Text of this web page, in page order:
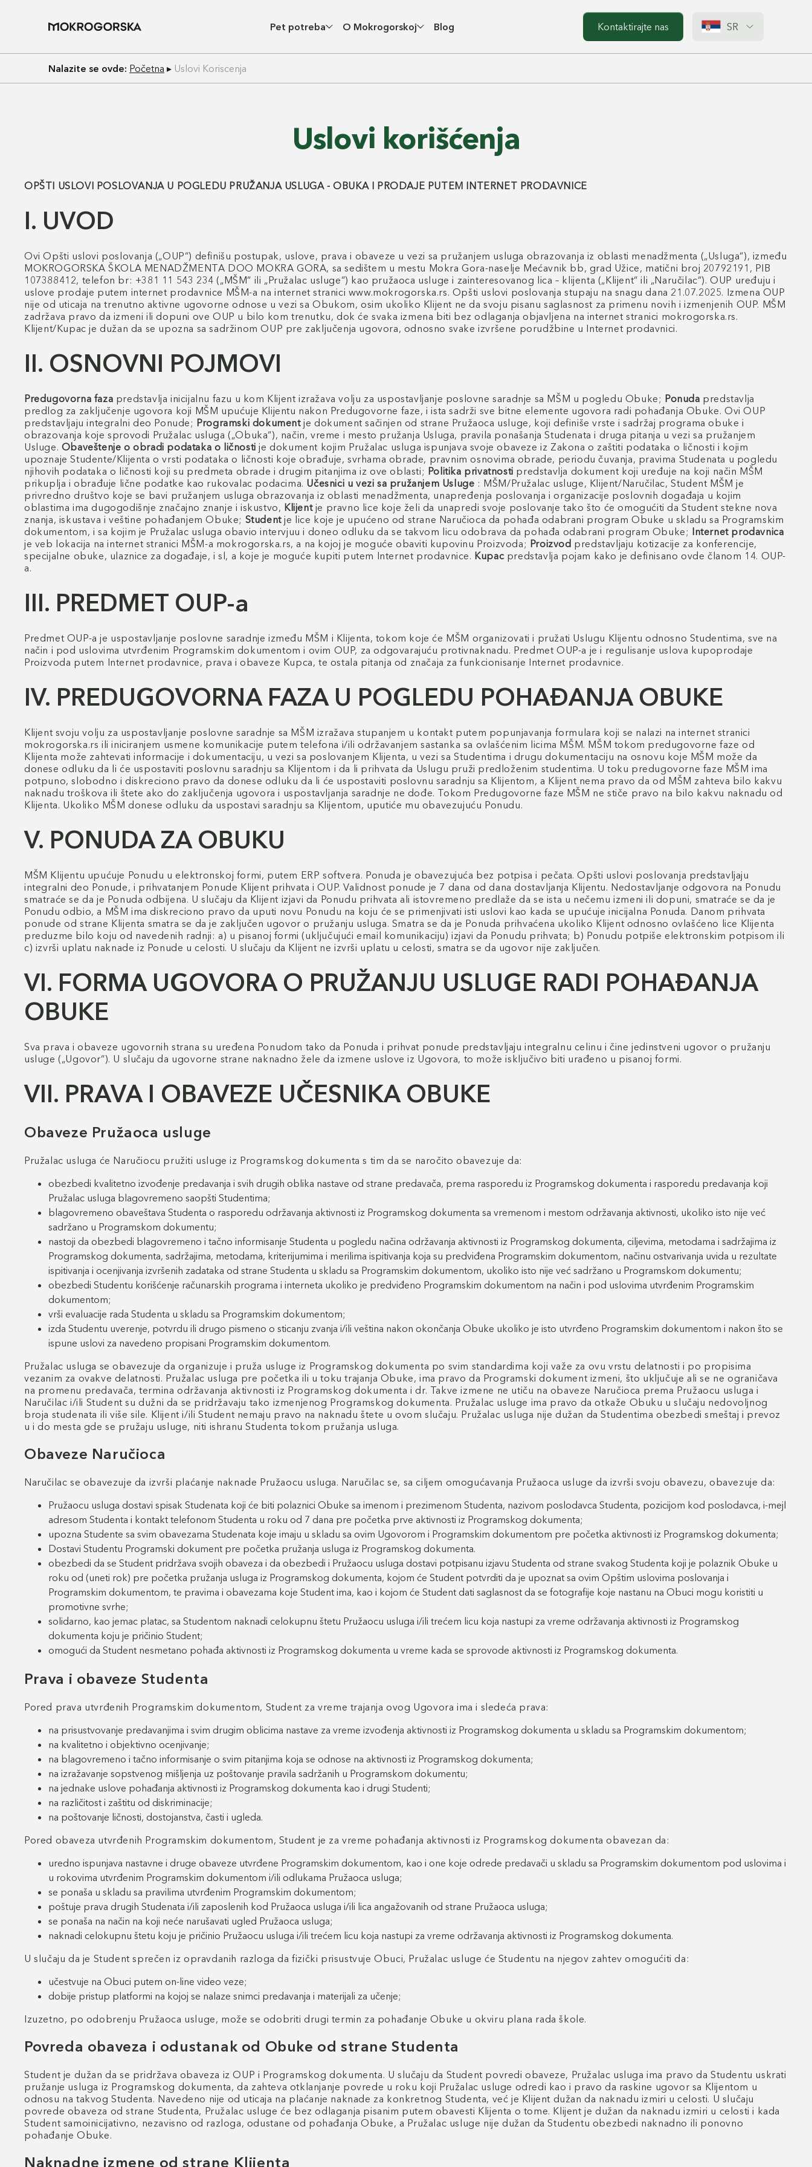
Pet potreba O Mokrogorskoj Blog Kontaktirajte nas SR
Nalazite se ovde: Početna ▸ Uslovi Koriscenja
Uslovi korišćenja
OPŠTI USLOVI POSLOVANJA U POGLEDU PRUŽANJA USLUGA - OBUKA I PRODAJE PUTEM INTERNET PRODAVNICE
I. UVOD
Ovi Opšti uslovi poslovanja („OUP“) definišu postupak, uslove, prava i obaveze u vezi sa pružanjem usluga obrazovanja iz oblasti menadžmenta („Usluga“), između
MOKROGORSKA ŠKOLA MENADŽMENTA DOO MOKRA GORA, sa sedištem u mestu Mokra Gora-naselje Mećavnik bb, grad Užice, matični broj 20792191, PIB
107388412, telefon br: +381 11 543 234 („MŠM“ ili „Pružalac usluge“) kao pružaoca usluge i zainteresovanog lica – klijenta („Klijent“ ili „Naručilac“). OUP uređuju i
uslove prodaje putem internet prodavnice MŠM-a na internet stranici www.mokrogorska.rs. Opšti uslovi poslovanja stupaju na snagu dana 21.07.2025. Izmena OUP
nije od uticaja na trenutno aktivne ugovorne odnose u vezi sa Obukom, osim ukoliko Klijent ne da svoju pisanu saglasnost za primenu novih i izmenjenih OUP. MŠM
zadržava pravo da izmeni ili dopuni ove OUP u bilo kom trenutku, dok će svaka izmena biti bez odlaganja objavljena na internet stranici mokrogorska.rs.
Klijent/Kupac je dužan da se upozna sa sadržinom OUP pre zaključenja ugovora, odnosno svake izvršene porudžbine u Internet prodavnici.
II. OSNOVNI POJMOVI
Predugovorna faza predstavlja inicijalnu fazu u kom Klijent izražava volju za uspostavljanje poslovne saradnje sa MŠM u pogledu Obuke; Ponuda predstavlja
predlog za zaključenje ugovora koji MŠM upućuje Klijentu nakon Predugovorne faze, i ista sadrži sve bitne elemente ugovora radi pohađanja Obuke. Ovi OUP
predstavljaju integralni deo Ponude; Programski dokumentje dokument sačinjen od strane Pružaoca usluge, koji definiše vrste i sadržaj programa obuke i
obrazovanja koje sprovodi Pružalac usluga („Obuka“), način, vreme i mesto pružanja Usluga, pravila ponašanja Studenata i druga pitanja u vezi sa pružanjem
Usluge. Obaveštenje o obradi podataka o ličnosti je dokument kojim Pružalac usluga ispunjava svoje obaveze iz Zakona o zaštiti podataka o ličnosti i kojim
upoznaje Studente/Klijenta o vrsti podataka o ličnosti koje obrađuje, svrhama obrade, pravnim osnovima obrade, periodu čuvanja, pravima Studenata u pogledu
njihovih podataka o ličnosti koji su predmeta obrade i drugim pitanjima iz ove oblasti; Politika privatnosti predstavlja dokument koji uređuje na koji način MŠM
prikuplja i obrađuje lične podatke kao rukovalac podacima. Učesnici u vezi sa pružanjem Usluge : MŠM/Pružalac usluge, Klijent/Naručilac, Student MŠM je
privredno društvo koje se bavi pružanjem usluga obrazovanja iz oblasti menadžmenta, unapređenja poslovanja i organizacije poslovnih događaja u kojim
oblastima ima dugogodišnje značajno znanje i iskustvo, Klijentje pravno lice koje želi da unapredi svoje poslovanje tako što će omogućiti da Student stekne nova
znanja, iskustava i veštine pohađanjem Obuke; Studentje lice koje je upućeno od strane Naručioca da pohađa odabrani program Obuke u skladu sa Programskim
dokumentom, i sa kojim je Pružalac usluga obavio intervjuu i doneo odluku da se takvom licu odobrava da pohađa odabrani program Obuke; Internet prodavnica
je veb lokacija na internet stranici MŠM-a mokrogorska.rs, a na kojoj je moguće obaviti kupovinu Proizvoda; Proizvod predstavljaju kotizacije za konferencije,
specijalne obuke, ulaznice za događaje, i sl, a koje je moguće kupiti putem Internet prodavnice. Kupacpredstavlja pojam kako je definisano ovde članom 14. OUP-
a.
III. PREDMET OUP-a
Predmet OUP-a je uspostavljanje poslovne saradnje između MŠM i Klijenta, tokom koje će MŠM organizovati i pružati Uslugu Klijentu odnosno Studentima, sve na
način i pod uslovima utvrđenim Programskim dokumentom i ovim OUP, za odgovarajuću protivnaknadu. Predmet OUP-a je i regulisanje uslova kupoprodaje
Proizvoda putem Internet prodavnice, prava i obaveze Kupca, te ostala pitanja od značaja za funkcionisanje Internet prodavnice.
IV. PREDUGOVORNA FAZA U POGLEDU POHAĐANJA OBUKE
Klijent svoju volju za uspostavljanje poslovne saradnje sa MŠM izražava stupanjem u kontakt putem popunjavanja formulara koji se nalazi na internet stranici
mokrogorska.rs ili iniciranjem usmene komunikacije putem telefona i/ili održavanjem sastanka sa ovlašćenim licima MŠM. MŠM tokom predugovorne faze od
Klijenta može zahtevati informacije i dokumentaciju, u vezi sa poslovanjem Klijenta, u vezi sa Studentima i drugu dokumentaciju na osnovu koje MŠM može da
donese odluku da li će uspostaviti poslovnu saradnju sa Klijentom i da li prihvata da Uslugu pruži predloženim studentima. U toku predugovorne faze MŠM ima
potpuno, slobodno i diskreciono pravo da donese odluku da li će uspostaviti poslovnu saradnju sa Klijentom, a Klijent nema pravo da od MŠM zahteva bilo kakvu
naknadu troškova ili štete ako do zaključenja ugovora i uspostavljanja saradnje ne dođe. Tokom Predugovorne faze MŠM ne stiče pravo na bilo kakvu naknadu od
Klijenta. Ukoliko MŠM donese odluku da uspostavi saradnju sa Klijentom, uputiće mu obavezujuću Ponudu.
V. PONUDA ZA OBUKU
MŠM Klijentu upućuje Ponudu u elektronskoj formi, putem ERP softvera. Ponuda je obavezujuća bez potpisa i pečata. Opšti uslovi poslovanja predstavljaju
integralni deo Ponude, i prihvatanjem Ponude Klijent prihvata i OUP. Validnost ponude je 7 dana od dana dostavljanja Klijentu. Nedostavljanje odgovora na Ponudu
smatraće se da je Ponuda odbijena. U slučaju da Klijent izjavi da Ponudu prihvata ali istovremeno predlaže da se ista u nečemu izmeni ili dopuni, smatraće se da je
Ponudu odbio, a MŠM ima diskreciono pravo da uputi novu Ponudu na koju će se primenjivati isti uslovi kao kada se upućuje inicijalna Ponuda. Danom prihvata
ponude od strane Klijenta smatra se da je zaključen ugovor o pružanju usluga. Smatra se da je Ponuda prihvaćena ukoliko Klijent odnosno ovlašćeno lice Klijenta
preduzme bilo koju od navedenih radnji: a) u pisanoj formi (uključujući email komunikaciju) izjavi da Ponudu prihvata; b) Ponudu potpiše elektronskim potpisom ili
c) izvrši uplatu naknade iz Ponude u celosti. U slučaju da Klijent ne izvrši uplatu u celosti, smatra se da ugovor nije zaključen.
VI. FORMA UGOVORA O PRUŽANJU USLUGE RADI POHAĐANJA
OBUKE
Sva prava i obaveze ugovornih strana su uređena Ponudom tako da Ponuda i prihvat ponude predstavljaju integralnu celinu i čine jedinstveni ugovor o pružanju
usluge („Ugovor“). U slučaju da ugovorne strane naknadno žele da izmene uslove iz Ugovora, to može isključivo biti urađeno u pisanoj formi.
VII. PRAVA I OBAVEZE UČESNIKA OBUKE
Obaveze Pružaoca usluge
Pružalac usluga će Naručiocu pružiti usluge iz Programskog dokumenta s tim da se naročito obavezuje da:
obezbedi kvalitetno izvođenje predavanja i svih drugih oblika nastave od strane predavača, prema rasporedu iz Programskog dokumenta i rasporedu predavanja koji
Pružalac usluga blagovremeno saopšti Studentima;
blagovremeno obaveštava Studenta o rasporedu održavanja aktivnosti iz Programskog dokumenta sa vremenom i mestom održavanja aktivnosti, ukoliko isto nije već
sadržano u Programskom dokumentu;
nastoji da obezbedi blagovremeno i tačno informisanje Studenta u pogledu načina održavanja aktivnosti iz Programskog dokumenta, ciljevima, metodama i sadržajima iz
Programskog dokumenta, sadržajima, metodama, kriterijumima i merilima ispitivanja koja su predviđena Programskim dokumentom, načinu ostvarivanja uvida u rezultate
ispitivanja i ocenjivanja izvršenih zadataka od strane Studenta u skladu sa Programskim dokumentom, ukoliko isto nije već sadržano u Programskom dokumentu;
obezbedi Studentu korišćenje računarskih programa i interneta ukoliko je predviđeno Programskim dokumentom na način i pod uslovima utvrđenim Programskim
dokumentom;
vrši evaluacije rada Studenta u skladu sa Programskim dokumentom;
izda Studentu uverenje, potvrdu ili drugo pismeno o sticanju zvanja i/ili veština nakon okončanja Obuke ukoliko je isto utvrđeno Programskim dokumentom i nakon što se
ispune uslovi za navedeno propisani Programskim dokumentom.
Pružalac usluga se obavezuje da organizuje i pruža usluge iz Programskog dokumenta po svim standardima koji važe za ovu vrstu delatnosti i po propisima
vezanim za ovakve delatnosti. Pružalac usluga pre početka ili u toku trajanja Obuke, ima pravo da Programski dokument izmeni, što uključuje ali se ne ograničava
na promenu predavača, termina održavanja aktivnosti iz Programskog dokumenta i dr. Takve izmene ne utiču na obaveze Naručioca prema Pružaocu usluga i
Naručilac i/ili Student su dužni da se pridržavaju tako izmenjenog Programskog dokumenta. Pružalac usluge ima pravo da otkaže Obuku u slučaju nedovoljnog
broja studenata ili više sile. Klijent i/ili Student nemaju pravo na naknadu štete u ovom slučaju. Pružalac usluga nije dužan da Studentima obezbedi smeštaj i prevoz
u i do mesta gde se pružaju usluge, niti ishranu Studenta tokom pružanja usluga.
Obaveze Naručioca
Naručilac se obavezuje da izvrši plaćanje naknade Pružaocu usluga. Naručilac se, sa ciljem omogućavanja Pružaoca usluge da izvrši svoju obavezu, obavezuje da:
Pružaocu usluga dostavi spisak Studenata koji će biti polaznici Obuke sa imenom i prezimenom Studenta, nazivom poslodavca Studenta, pozicijom kod poslodavca, i-mejl
adresom Studenta i kontakt telefonom Studenta u roku od 7 dana pre početka prve aktivnosti iz Programskog dokumenta;
upozna Studente sa svim obavezama Studenata koje imaju u skladu sa ovim Ugovorom i Programskim dokumentom pre početka aktivnosti iz Programskog dokumenta;
Dostavi Studentu Programski dokument pre početka pružanja usluga iz Programskog dokumenta.
obezbedi da se Student pridržava svojih obaveza i da obezbedi i Pružaocu usluga dostavi potpisanu izjavu Studenta od strane svakog Studenta koji je polaznik Obuke u
roku od (uneti rok) pre početka pružanja usluga iz Programskog dokumenta, kojom će Student potvrditi da je upoznat sa ovim Opštim uslovima poslovanja i
Programskim dokumentom, te pravima i obavezama koje Student ima, kao i kojom će Student dati saglasnost da se fotografije koje nastanu na Obuci mogu koristiti u
promotivne svrhe;
solidarno, kao jemac platac, sa Studentom naknadi celokupnu štetu Pružaocu usluga i/ili trećem licu koja nastupi za vreme održavanja aktivnosti iz Programskog
dokumenta koju je pričinio Student;
omogući da Student nesmetano pohađa aktivnosti iz Programskog dokumenta u vreme kada se sprovode aktivnosti iz Programskog dokumenta.
Prava i obaveze Studenta
Pored prava utvrđenih Programskim dokumentom, Student za vreme trajanja ovog Ugovora ima i sledeća prava:
na prisustvovanje predavanjima i svim drugim oblicima nastave za vreme izvođenja aktivnosti iz Programskog dokumenta u skladu sa Programskim dokumentom;
na kvalitetno i objektivno ocenjivanje;
na blagovremeno i tačno informisanje o svim pitanjima koja se odnose na aktivnosti iz Programskog dokumenta;
na izražavanje sopstvenog mišljenja uz poštovanje pravila sadržanih u Programskom dokumentu;
na jednake uslove pohađanja aktivnosti iz Programskog dokumenta kao i drugi Studenti;
na različitost i zaštitu od diskriminacije;
na poštovanje ličnosti, dostojanstva, časti i ugleda.
Pored obaveza utvrđenih Programskim dokumentom, Student je za vreme pohađanja aktivnosti iz Programskog dokumenta obavezan da:
uredno ispunjava nastavne i druge obaveze utvrđene Programskim dokumentom, kao i one koje odrede predavači u skladu sa Programskim dokumentom pod uslovima i
u rokovima utvrđenim Programskim dokumentom i/ili odlukama Pružaoca usluga;
se ponaša u skladu sa pravilima utvrđenim Programskim dokumentom;
poštuje prava drugih Studenata i/ili zaposlenih kod Pružaoca usluga i/ili lica angažovanih od strane Pružaoca usluga;
se ponaša na način na koji neće narušavati ugled Pružaoca usluga;
naknadi celokupnu štetu koju je pričinio Pružaocu usluga i/ili trećem licu koja nastupi za vreme održavanja aktivnosti iz Programskog dokumenta.
U slučaju da je Student sprečen iz opravdanih razloga da fizički prisustvuje Obuci, Pružalac usluge će Studentu na njegov zahtev omogućiti da:
učestvuje na Obuci putem on-line video veze;
dobije pristup platformi na kojoj se nalaze snimci predavanja i materijali za učenje;
Izuzetno, po odobrenju Pružaoca usluge, može se odobriti drugi termin za pohađanje Obuke u okviru plana rada škole.
Povreda obaveza i odustanak od Obuke od strane Studenta
Student je dužan da se pridržava obaveza iz OUP i Programskog dokumenta. U slučaju da Student povredi obaveze, Pružalac usluga ima pravo da Studentu uskrati
pružanje usluga iz Programskog dokumenta, da zahteva otklanjanje povrede u roku koji Pružalac usluge odredi kao i pravo da raskine ugovor sa Klijentom u
odnosu na takvog Studenta. Navedeno nije od uticaja na plaćanje naknade za konkretnog Studenta, već je Klijent dužan da naknadu izmiri u celosti. U slučaju
povrede obaveza od strane Studenta, Pružalac usluge će bez odlaganja pisanim putem obavesti Klijenta o tome. Klijent je dužan da naknadu izmiri u celosti i kada
Student samoinicijativno, nezavisno od razloga, odustane od pohađanja Obuke, a Pružalac usluge nije dužan da Studentu obezbedi naknadno ili ponovno
pohađanje Obuke.
Naknadne izmene od strane Klijenta